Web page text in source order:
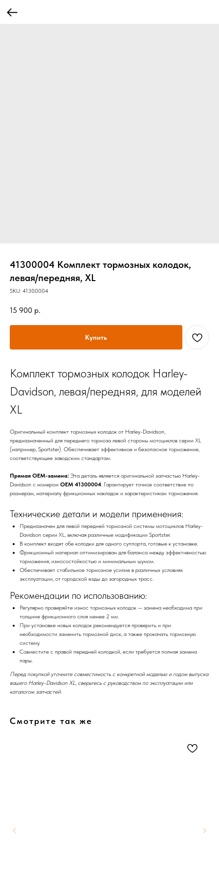
41300004 Комплект тормозных колодок,
левая/передняя, XL
SKU: 41300004
15 900 р.
Купить
Комплект тормозных колодок Harley-
Davidson, левая/передняя, для моделей
XL
Оригинальный комплект тормозных колодок от Harley-Davidson,
предназначенный для переднего тормоза левой стороны мотоциклов серии XL
(например, Sportster). Обеспечивает эффективное и безопасное торможение,
соответствующее заводским стандартам.
Прямая OEM-замена: Эта деталь является оригинальной запчастью Harley-
Davidson с номером OEM 41300004. Гарантирует точное соответствие по
размерам, материалу фрикционных накладок и характеристикам торможения.
Технические детали и модели применения:
Предназначен для левой передней тормозной системы мотоциклов Harley-
Davidson серии XL, включая различные модификации Sportster.
В комплект входят обе колодки для одного суппорта, готовые к установке.
Фрикционный материал оптимизирован для баланса между эффективностью
торможения, износостойкостью и минимальным шумом.
Обеспечивает стабильное тормозное усилие в различных условиях
эксплуатации, от городской езды до загородных трасс.
Рекомендации по использованию:
Регулярно проверяйте износ тормозных колодок — замена необходима при
толщине фрикционного слоя менее 2 мм.
При установке новых колодок рекомендуется проверить и при
необходимости заменить тормозной диск, а также прокачать тормозную
систему.
Совместите с правой передней колодкой, если требуется полная замена
пары.
Перед покупкой уточните совместимость с конкретной моделью и годом выпуска
вашего Harley-Davidson XL, сверьтесь с руководством по эксплуатации или
каталогом запчастей.
Смотрите так же